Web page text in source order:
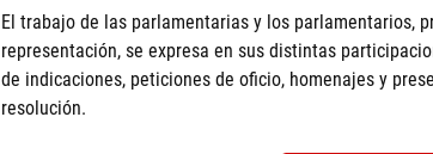
El trabajo de las parlamentarias y los parlamentarios,
representación, se expresa en sus distintas
de indicaciones, peticiones de oficio, homenajes y
resolución.